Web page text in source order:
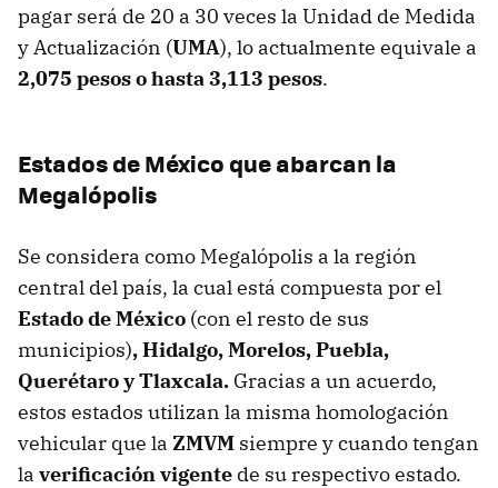
pagar será de 20 a 30 veces la Unidad de Medida
y Actualización (UMA), lo actualmente equivale a
2,075 pesos o hasta3,113 pesos.
Estados de México que abarcan la
Megalópolis
Se considera como Megalópolis a la región
central del país, la cual está compuesta por el
Estado de México (con el resto de sus
municipios), Hidalgo, Morelos, Puebla,
Querétaro y Tlaxcala. Gracias a un acuerdo,
estos estados utilizan la misma homologación
vehicular que la ZMVM siempre y cuando tengan
la verificación vigente de su respectivo estado.